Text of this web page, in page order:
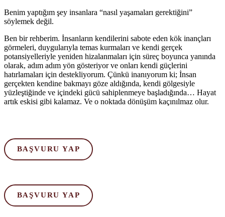
Benim yaptığım şey insanlara “nasıl yaşamaları gerektiğini”
söylemek değil.
Ben bir rehberim. İnsanların kendilerini sabote eden kök inançları
görmeleri, duygularıyla temas kurmaları ve kendi gerçek
potansiyelleriyle yeniden hizalanmaları için süreç boyunca yanında
olarak, adım adım yön gösteriyor ve onları kendi güçlerini
hatırlamaları için destekliyorum. Çünkü inanıyorum ki; İnsan
gerçekten kendine bakmayı göze aldığında, kendi gölgesiyle
yüzleştiğinde ve içindeki gücü sahiplenmeye başladığında… Hayat
artık eskisi gibi kalamaz. Ve o noktada dönüşüm kaçınılmaz olur.
BAŞVURU YAP
BAŞVURU YAP